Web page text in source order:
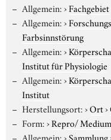
Allgemein:›Fachgebiet
Allgemein:›
Farbsinnstörung
Allgemein:›
Institut für Physiologie
Allgemein:›
Institut
Herstellungsort:›Ort›
Form:›Repro/ Medium
Allgemein:›Sammlung